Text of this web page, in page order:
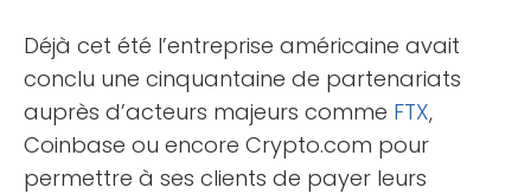
Déjà cet été l’entreprise américaine avait
conclu une cinquantaine de partenariats
auprès d’acteurs majeurs comme FTX,
Coinbase ou encore Crypto.com pour
permettre à ses clients de payer leurs